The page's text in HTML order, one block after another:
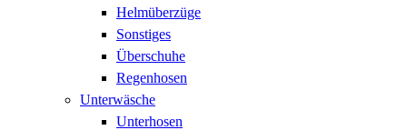
Helmüberzüge
Sonstiges
Überschuhe
Regenhosen
Unterwäsche
Unterhosen